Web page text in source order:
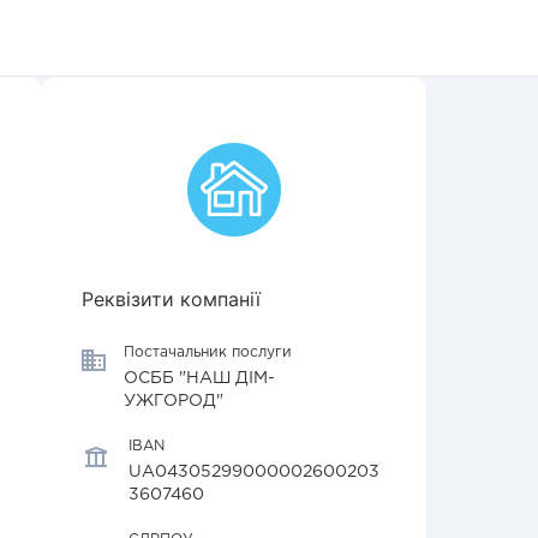
Реквізити компанії
Постачальник послуги
ОСББ "НАШ ДІМ-
УЖГОРОД"
IBAN
UA04305299000002600203
3607460